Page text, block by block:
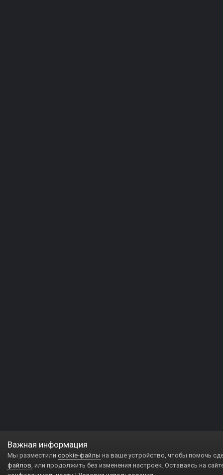
Важная информация
Мы разместили cookie-файлы на ваше устройство, чтобы помочь
файлов, или продолжить без изменения настроек. Оставаясь на